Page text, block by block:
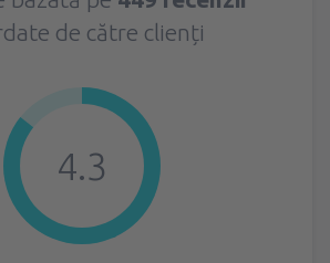
de către clienți
4.3